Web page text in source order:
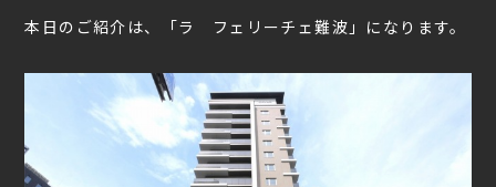
本日のご紹介は、「ラ フェリーチェ難波」になります。